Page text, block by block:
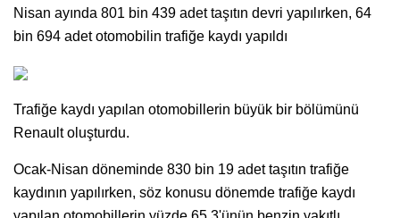
Nisan ayında 801 bin 439 adet taşıtın devri yapılırken, 64
bin 694 adet otomobilin trafiğe kaydı yapıldı
Trafiğe kaydı yapılan otomobillerin büyük bir bölümünü
Renault oluşturdu.
Ocak-Nisan döneminde 830 bin 19 adet taşıtın trafiğe
kaydının yapılırken, söz konusu dönemde trafiğe kaydı